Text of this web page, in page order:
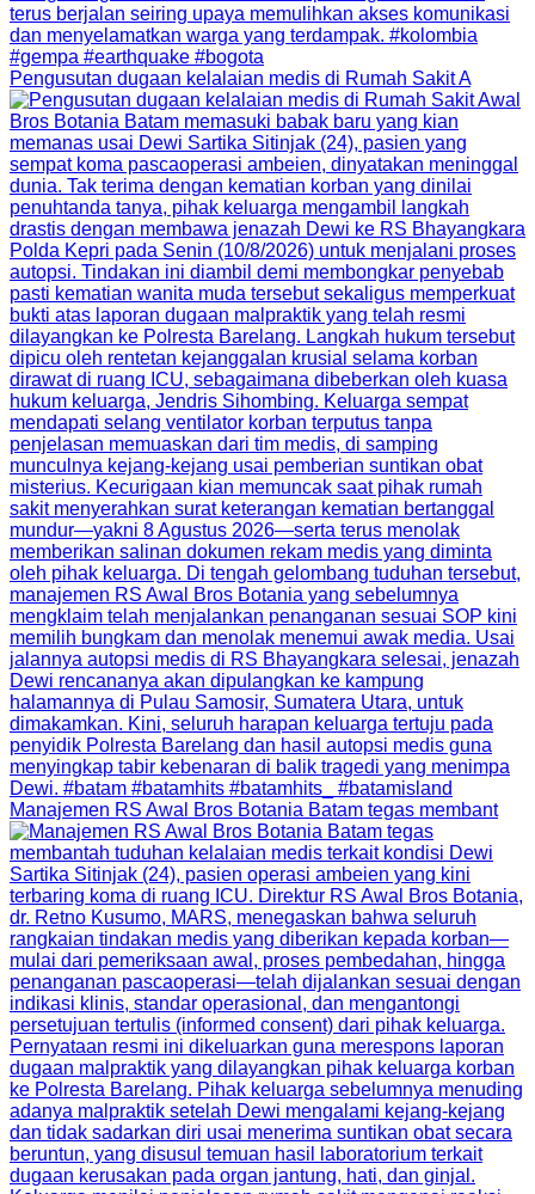
Pengusutan dugaan kelalaian medis di Rumah Sakit A
Manajemen RS Awal Bros Botania Batam tegas membant